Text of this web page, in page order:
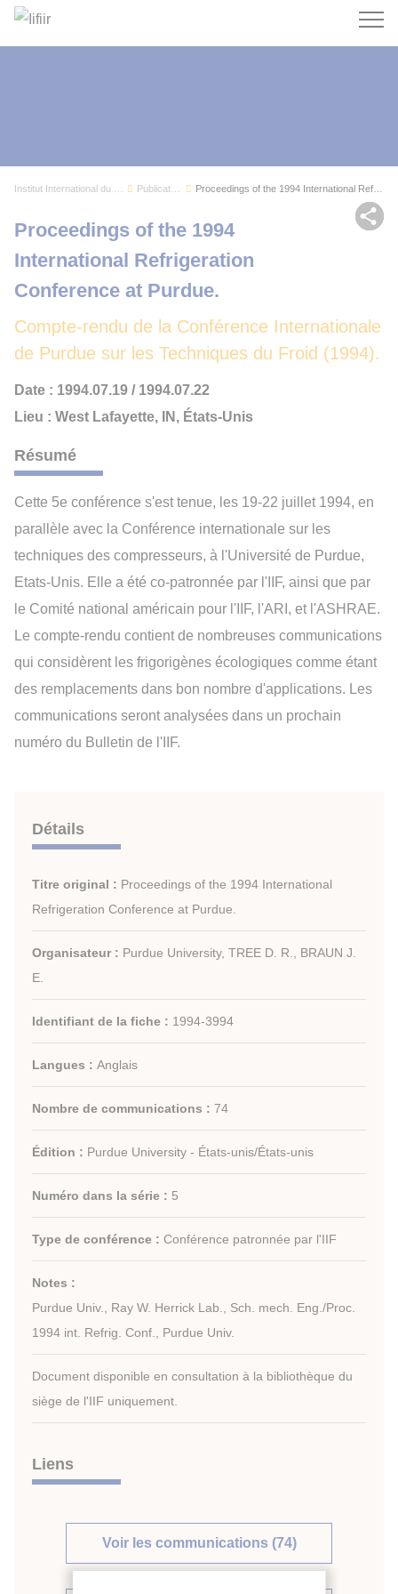
Compte-rendu de la Conférence Internationale
de Purdue sur les Techniques du Froid (1994).
Proceedings of the 1994
International Refrigeration
Conference at Purdue.
Date : 1994.07.19 / 1994.07.22
Lieu : West Lafayette, IN, États-Unis
Résumé
Cette 5e conférence s'est tenue, les 19-22 juillet 1994, en
parallèle avec la Conférence internationale sur les
techniques des compresseurs, à l'Université de Purdue,
Etats-Unis. Elle a été co-patronnée par l'IIF, ainsi que par
le Comité national américain pour l'IIF, l'ARI, et l'ASHRAE.
Le compte-rendu contient de nombreuses communications
qui considèrent les frigorigènes écologiques comme étant
des remplacements dans bon nombre d'applications. Les
communications seront analysées dans un prochain
numéro du Bulletin de l'IIF.
Détails
Titre original : Proceedings of the 1994 International
Refrigeration Conference at Purdue.
Organisateur : Purdue University, TREE D. R., BRAUN J.
E.
Identifiant de la fiche : 1994-3994
Langues : Anglais
Nombre de communications : 74
Édition : Purdue University - États-unis/États-unis
Numéro dans la série : 5
Type de conférence : Conférence patronnée par l'IIF
Notes :
Purdue Univ., Ray W. Herrick Lab., Sch. mech. Eng./Proc.
1994 int. Refrig. Conf., Purdue Univ.
Document disponible en consultation à la bibliothèque du
siège de l'IIF uniquement.
Liens
Voir les communications (74)